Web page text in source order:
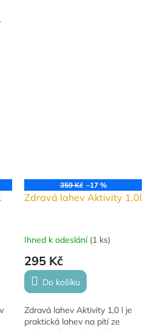
359 Kč –17 %
Zdravá lahev Aktivity 1,0l
Ihned k odeslání (1 ks)
295 Kč
Do košíku
Zdravá lahev Aktivity 1,0 l je
praktická lahev na pití ze